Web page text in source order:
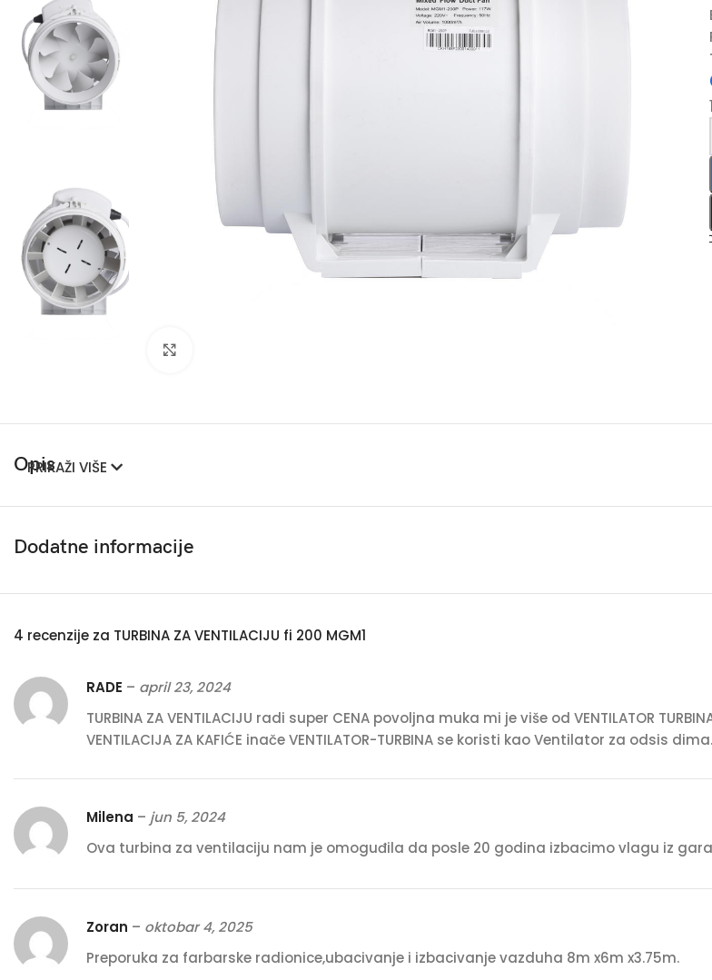
Opis
PRIKAŽI VIŠE
Dodatne informacije
4 recenzije za TURBINA ZA VENTILACIJU fi 200 MGM1
RADE – april 23, 2024
TURBINA ZA VENTILACIJU radi super CENA povoljna muka mi je više od VENTILATOR
VENTILACIJA ZA KAFIĆE inače VENTILATOR-TURBINA se koristi kao Ventilator za odsis dima.
Milena – jun 5, 2024
Ova turbina za ventilaciju nam je omoguđila da posle 20 godina izbacimo vlagu iz
Zoran – oktobar 4, 2025
Preporuka za farbarske radionice,ubacivanje i izbacivanje vazduha 8m x6m x3.75m.